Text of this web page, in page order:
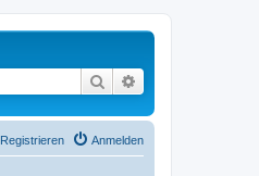
Suche
Anmelden
Registrieren